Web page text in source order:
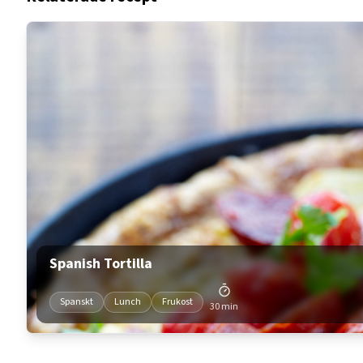
Spanish Tortilla
Spanskt Lunch Frukost 30 min